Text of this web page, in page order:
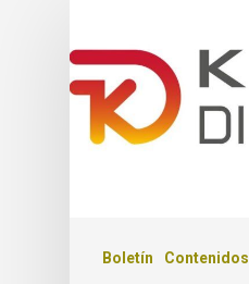
Boletín Contenidos